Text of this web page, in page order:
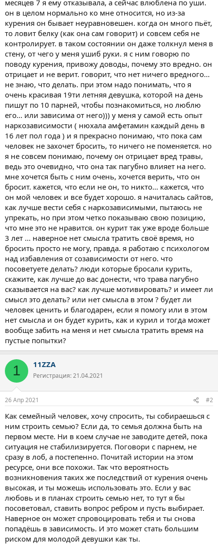
месяцев 7 я ему отказывала, а сейчас влюблена по уши.
он в целом нормально ко мне относится, но из-за
курения он бывает неуравновешен. когда он много пьёт,
то ловит белку (как она сам говорит) и совсем себя не
контролирует. в таком состоянии он даже толкнул меня в
стену, от чего у меня ушиб руки. я с ним говорю по
поводу курения, привожу доводы, почему это вредно. он
отрицает и не верит. говорит, что нет ничего вредного...
не знаю, что делать. при этом надо понимать, что я
очень красивая 19ти летняя девушка, которой на день
пишут по 10 парней, чтобы познакомиться, но люблю
его... или зависима от него))) у меня у самой есть опыт
наркозависимости ( нюхала амфетамин каждый день в
16 лет пол года ) и я прекрасно понимаю, что пока сам
человек не захочет бросить, то ничего не поменяется. но
я не совсем понимаю, почему он отрицает вред травы,
ведь это очевидно, что она так пагубно влияет на него.
мне хочется быть с ним очень, хочется верить, что он
бросит. кажется, что если не он, то никто... кажется, что
он мой человек и все будет хорошо. я начиталась сайтов,
как лучше вести себя с наркозависимыми, пытаюсь не
упрекать, но при этом четко показываю свою позицию,
что мне это не нравится. он курит так уже вроде больше
3 лет ... наверное нет смысла тратить своё время, но
бросить просто не могу, правда. я работаю с психологом
над избавления от созависимости от него. что
посоветуете делать? люди которые бросали курить,
скажите, как лучше до вас донести, что трава пагубно
сказывается на вас? как лучше мотивировать? и имеет ли
смысл это делать? или нет смысла в этом ? будет ли
человек ценить и благодарен, если я помогу или в этом
нет смысла и он будет курить, как и курил и тогда может
вообще забить на меня и нет смысла тратить время на
пустые попытки?
1 11ZZA
Регистрация: 21.04.2021
26 Апр 2021 #2
Как семейный человек, хочу спросить, ты собираешься с
ним строить семью? Если да, то семья должна быть на
первом месте. Ни в коем случае не заводите детей, пока
ситуация не стабилизируется. Поговори с парнем, не
сразу в лоб, а постепенно. Почитай истории на этом
ресурсе, они все похожи. Так что вероятность
возникновения таких же последствий от курения очень
высокая, и ты можешь использовать это. Если у вас
любовь и в планах строить семью нет, то тут я бы
посоветовал, ставить вопрос ребром и пусть выбирает.
Наверное он может спровоцировать тебя и ты снова
попадёшь в зависимость. И это может стать большим
риском для молодой девушки как ты.